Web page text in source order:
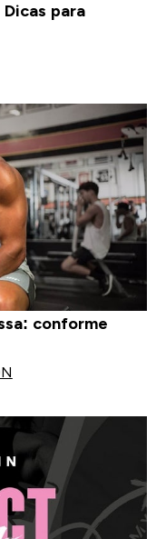
para
conforme